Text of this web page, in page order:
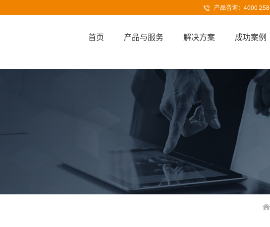
产品咨询：4000
首页 产品与服务 解决方案 成功案例